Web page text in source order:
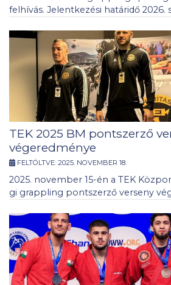
felhívás. Jelentkezési határidő 2026.
TEK 2025 BM pontszerző
végeredménye
FELTÖLTVE: 2025. NOVEMBER 18.
2025. november 15-én a TEK
gi grappling pontszerző verseny